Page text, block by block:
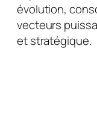
évolution,
vecteurs
et stratégique.